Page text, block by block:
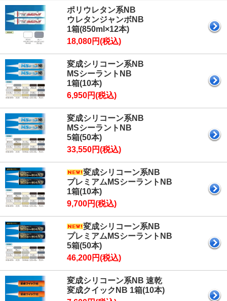
ポリウレタン系NB
ウレタンジャンボNB
1箱(850ml×12本)
18,080円(税込)
変成シリコーン系NB
MSシーラントNB
1箱(10本)
6,950円(税込)
変成シリコーン系NB
MSシーラントNB
5箱(50本)
33,550円(税込)
変成シリコーン系NB
プレミアムMSシーラントNB
1箱(10本)
9,700円(税込)
変成シリコーン系NB
プレミアムMSシーラントNB
5箱(50本)
46,200円(税込)
変成シリコーン系NB 速乾
変成クイックNB 1箱(10本)